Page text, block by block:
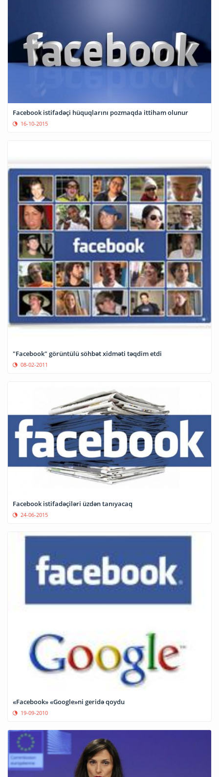
Facebook istifadəçi hüquqlarını pozmaqda ittiham olunur
16-10-2015
"Facebook" görüntülü söhbət xidməti təqdim etdi
08-02-2011
Facebook istifadəçiləri üzdən tanıyacaq
24-06-2015
«Facebook» «Google»ni geridə qoydu
19-09-2010